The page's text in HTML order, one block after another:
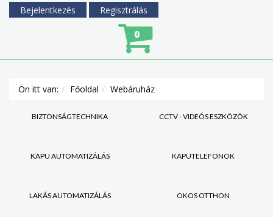
Bejelentkezés Regisztrálás
0
Ön itt van: Főoldal Webáruház
BIZTONSÁGTECHNIKA CCTV - VIDEÓS ESZKÖZÖK
KAPU AUTOMATIZÁLÁS KAPUTELEFONOK
LAKÁS AUTOMATIZÁLÁS OKOS OTTHON